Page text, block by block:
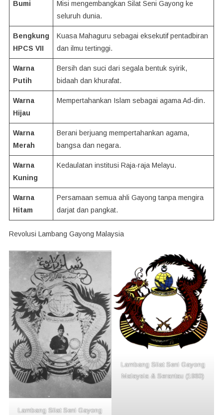
Bumi
Misi mengembangkan Silat Seni Gayong ke
seluruh dunia.
Bengkung
HPCS VII
Kuasa Mahaguru sebagai eksekutif pentadbiran
dan ilmu tertinggi.
Warna
Putih
Bersih dan suci dari segala bentuk syirik,
bidaah dan khurafat.
Warna
Hijau
Mempertahankan Islam sebagai agama Ad-din.
Warna
Merah
Berani berjuang mempertahankan agama,
bangsa dan negara.
Warna
Kuning
Kedaulatan institusi Raja-raja Melayu.
Warna
Hitam
Persamaan semua ahli Gayong tanpa mengira
darjat dan pangkat.
Revolusi Lambang Gayong Malaysia
Lambang Silat Seni Gayong
Lambang Silat Seni Gayong
Malaysia & Serantau (1960)